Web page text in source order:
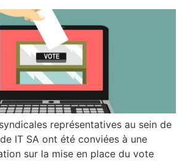
représentatives au sein de
IT SA ont été conviées à une
sur la mise en place du vote